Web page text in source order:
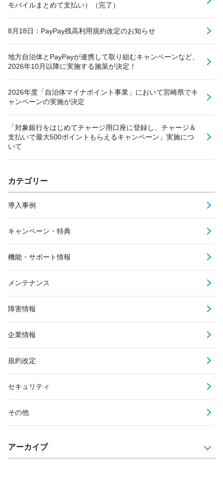
モバイルまとめて支払い）（完了）
8月18日：PayPay残高利用規約改定のお知らせ
地方自治体とPayPayが連携して取り組むキャンペーンなど、
2026年10月以降に実施する施策が決定！
2026年度「自治体マイナポイント事業」において宮崎県でキ
ャンペーンの実施が決定
「対象銀行をはじめてチャージ用口座に登録し、チャージ＆
支払いで最大500ポイントもらえるキャンペーン」実施につ
いて
カテゴリー
導入事例
キャンペーン・特典
機能・サポート情報
メンテナンス
障害情報
企業情報
規約改定
セキュリティ
その他
アーカイブ